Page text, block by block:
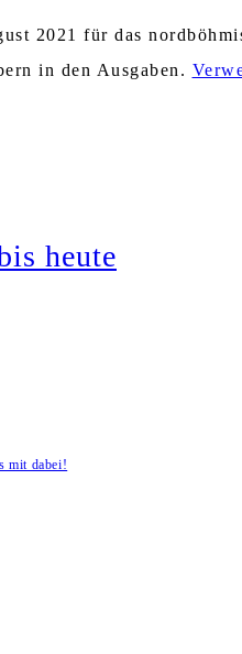
2021 für das
in den Ausgaben.
heute
mit dabei!